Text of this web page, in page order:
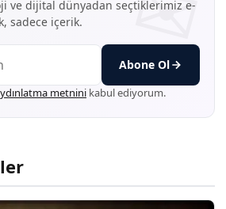
ve dijital dünyadan seçtiklerimiz e-
sadece içerik.
Abone Ol
metnini kabul ediyorum.